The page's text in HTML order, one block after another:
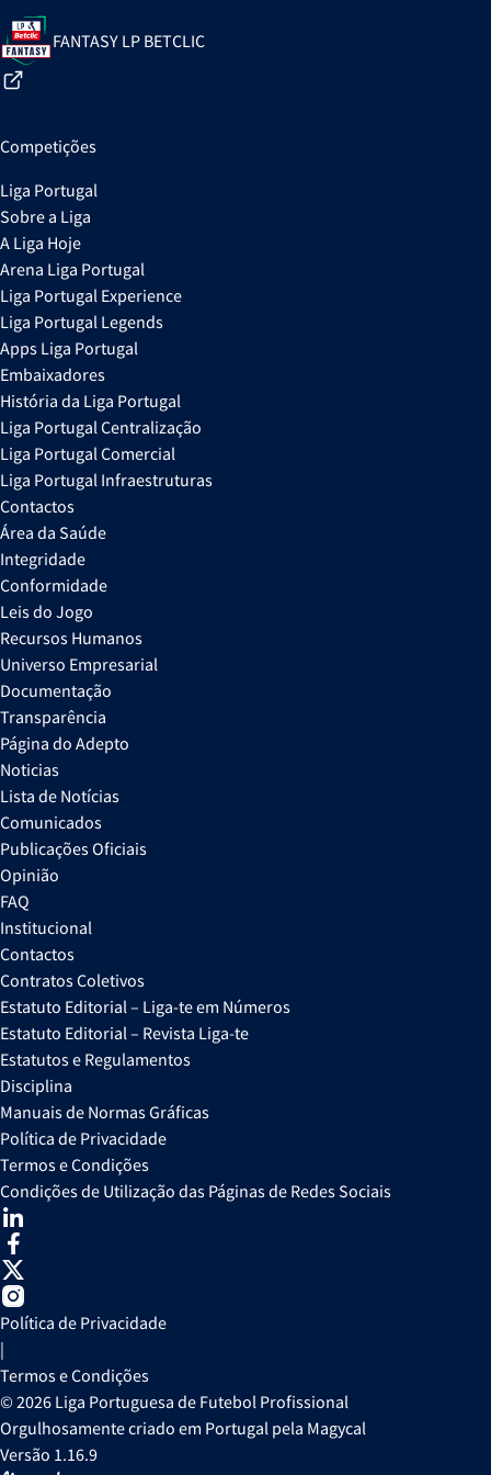
FANTASY LP BETCLIC
Competições
Liga Portugal
Sobre a Liga
A Liga Hoje
Arena Liga Portugal
Liga Portugal Experience
Liga Portugal Legends
Apps Liga Portugal
Embaixadores
História da Liga Portugal
Liga Portugal Centralização
Liga Portugal Comercial
Liga Portugal Infraestruturas
Contactos
Área da Saúde
Integridade
Conformidade
Leis do Jogo
Recursos Humanos
Universo Empresarial
Documentação
Transparência
Página do Adepto
Noticias
Lista de Notícias
Comunicados
Publicações Oficiais
Opinião
FAQ
Institucional
Contactos
Contratos Coletivos
Estatuto Editorial – Liga-te em Números
Estatuto Editorial – Revista Liga-te
Estatutos e Regulamentos
Disciplina
Manuais de Normas Gráficas
Política de Privacidade
Termos e Condições
Condições de Utilização das Páginas de Redes Sociais
Política de Privacidade
|
Termos e Condições
© 2026 Liga Portuguesa de Futebol Profissional
Orgulhosamente criado em Portugal pela Magycal
Versão 1.16.9